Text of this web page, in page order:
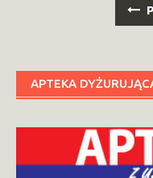
APTEKA